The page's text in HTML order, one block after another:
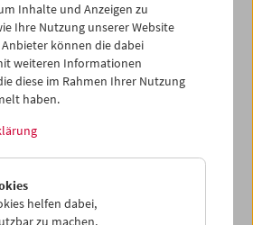
Filmemacherin und
in ihren Filmen zugleich Menschen
die Poesie im Alltäglichen auf. In
Angeles River als öffentlichen
auf unterschiedlichste Weise
Mensch und (Stadt-)Landschaft,
von Senioren beobachtet, die ihre
Inhalte und Anzeigen zu
Ihre Nutzung unserer Website
können die dabei
weiteren Informationen
diese im Rahmen Ihrer Nutzung
haben.
helfen dabei,
zu machen,